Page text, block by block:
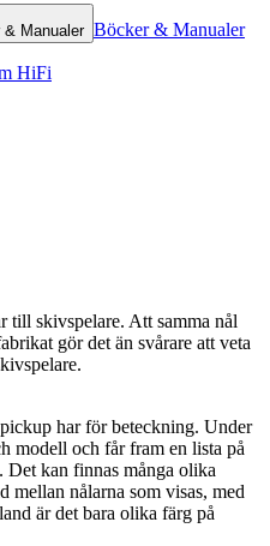
Manualer Böcker & Manualer
HiFi
till skivspelare. Att samma nål
gör det än svårare att veta
har för beteckning. Under
modell och får fram en lista på
Det kan finnas många olika
mellan nålarna som visas, med
är det bara olika färg på